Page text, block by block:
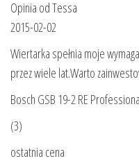
Opinia od Tessa
2015-02-02
Wiertarka spełnia moje
przez wiele lat.Warto
Bosch GSB 19-2 RE
(3)
ostatnia cena